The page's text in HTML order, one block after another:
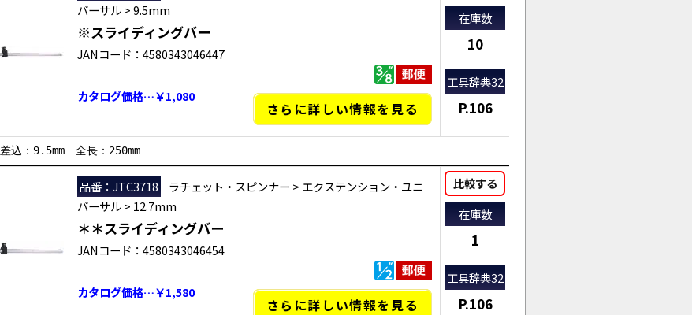
バーサル>9.5mm
※スライディングバー
JANコード：4580343046447
カタログ価格…￥1,080
さらに詳しい情報を見る
在庫数
10
工具辞典32
P.106
差込：9.5mm 全長：250mm
品番：JTC3718 ラチェット・スピンナー > エクステンション・ユニ
バーサル> 12.7mm
＊＊スライディングバー
JANコード：4580343046454
カタログ価格…￥1,580
さらに詳しい情報を見る
比較する
在庫数
1
工具辞典32
P.106